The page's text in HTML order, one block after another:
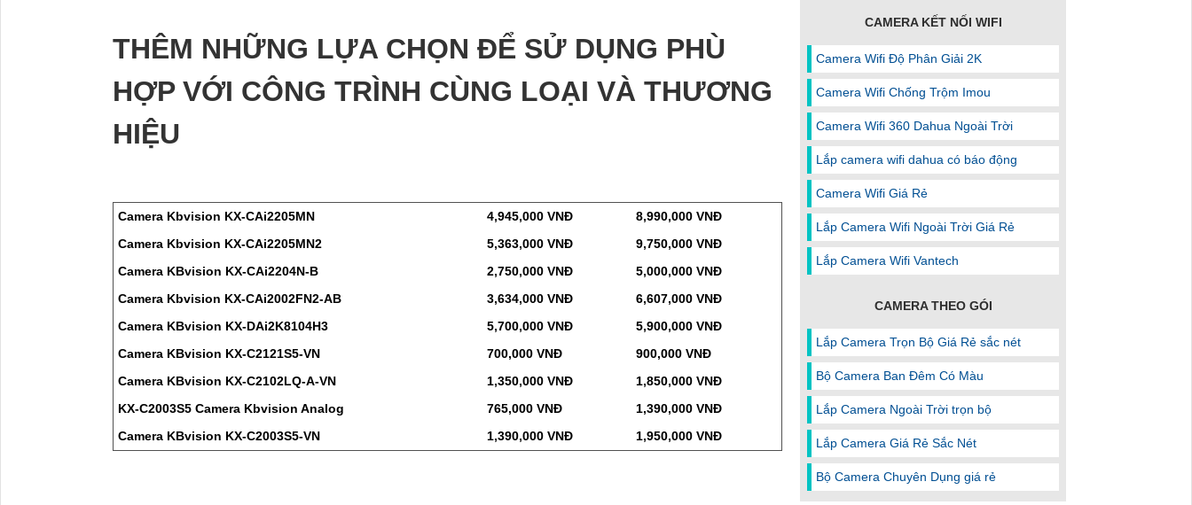
THÊM NHỮNG LỰA CHỌN ĐỂ SỬ DỤNG PHÙ
HỢP VỚI CÔNG TRÌNH CÙNG LOẠI VÀ THƯƠNG
HIỆU
Camera Kbvision KX-CAi2205MN 4,945,000 VNĐ
8,990,000 VNĐ
Camera Kbvision KX-CAi2205MN2
5,363,000 VNĐ
9,750,000 VNĐ
Camera KBvision KX-CAi2204N-B
2,750,000 VNĐ
5,000,000 VNĐ
Camera Kbvision KX-CAi2002FN2-AB
3,634,000 VNĐ
6,607,000 VNĐ
Camera KBvision KX-DAi2K8104H3
5,700,000 VNĐ
5,900,000 VNĐ
Camera KBvision KX-C2121S5-VN
700,000 VNĐ
900,000 VNĐ
Camera KBvision KX-C2102LQ-A-VN
1,350,000 VNĐ
1,850,000 VNĐ
KX-C2003S5 Camera Kbvision Analog
765,000 VNĐ
1,390,000 VNĐ
Camera KBvision KX-C2003S5-VN
1,390,000 VNĐ 1,950,000 VNĐ
CAMERA KẾT NỐI WIFI
Camera Wifi Độ Phân Giải 2K
Camera Wifi Chống Trộm Imou
Camera Wifi 360 Dahua Ngoài Trời
Lắp camera wifi dahua có báo động
Camera Wifi Giá Rẻ
Lắp Camera Wifi Ngoài Trời Giá Rẻ
Lắp Camera Wifi Vantech
CAMERA THEO GÓI
Lắp Camera Trọn Bộ Giá Rẻ sắc nét
Bộ Camera Ban Đêm Có Màu
Lắp Camera Ngoài Trời trọn bộ
Lắp Camera Giá Rẻ Sắc Nét
Bộ Camera Chuyên Dụng giá rẻ